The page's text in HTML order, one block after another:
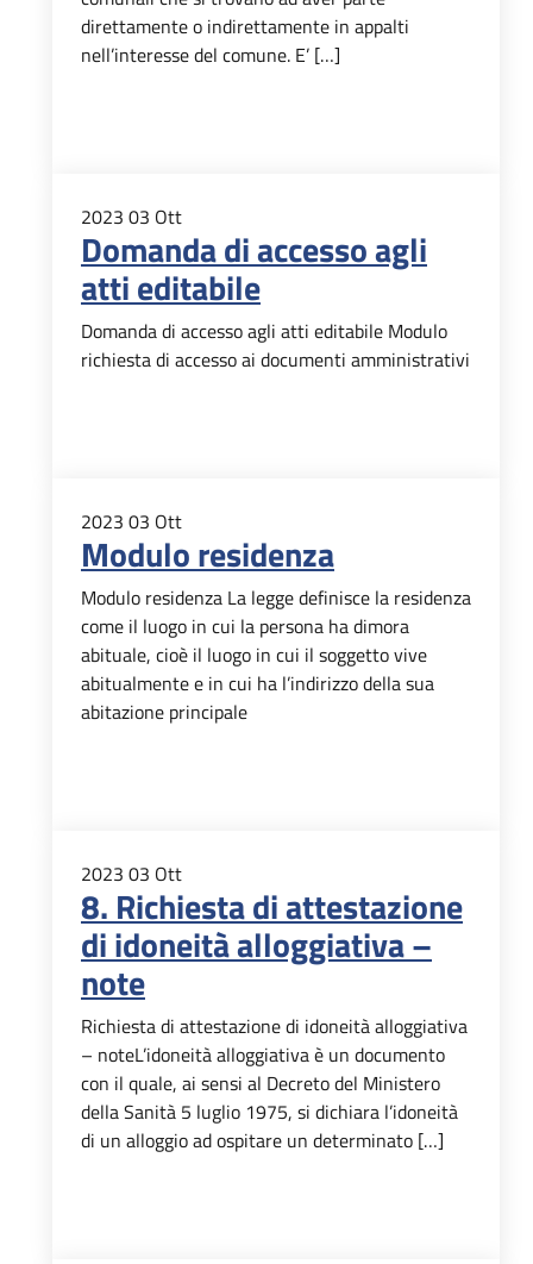
direttamente o indirettamente in appalti
nell’interesse del comune. E’ […]
2023 03 Ott
Domanda di accesso agli
atti editabile
Domanda di accesso agli atti editabile Modulo
richiesta di accesso ai documenti amministrativi
2023 03 Ott
Modulo residenza
Modulo residenza La legge definisce la residenza
come il luogo in cui la persona ha dimora
abituale, cioè il luogo in cui il soggetto vive
abitualmente e in cui ha l’indirizzo della sua
abitazione principale
2023 03 Ott
8. Richiesta di attestazione
di idoneità alloggiativa –
note
Richiesta di attestazione di idoneità alloggiativa
– noteL’idoneità alloggiativa è un documento
con il quale, ai sensi al Decreto del Ministero
della Sanità 5 luglio 1975, si dichiara l’idoneità
di un alloggio ad ospitare un determinato […]